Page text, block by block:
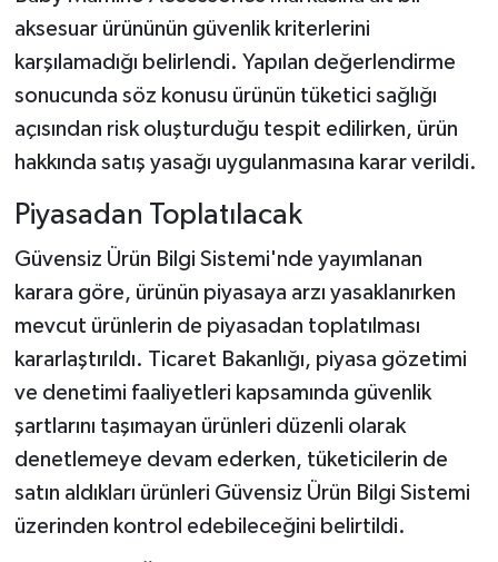
aksesuar ürününün güvenlik kriterlerini
karşılamadığı belirlendi. Yapılan değerlendirme
sonucunda söz konusu ürünün tüketici sağlığı
açısından risk oluşturduğu tespit edilirken, ürün
hakkında satış yasağı uygulanmasına karar verildi.
Piyasadan Toplatılacak
Güvensiz Ürün Bilgi Sistemi'nde yayımlanan
karara göre, ürünün piyasaya arzı yasaklanırken
mevcut ürünlerin de piyasadan toplatılması
kararlaştırıldı. Ticaret Bakanlığı, piyasa gözetimi
ve denetimi faaliyetleri kapsamında güvenlik
şartlarını taşımayan ürünleri düzenli olarak
denetlemeye devam ederken, tüketicilerin de
satın aldıkları ürünleri Güvensiz Ürün Bilgi Sistemi
üzerinden kontrol edebileceğini belirtildi.